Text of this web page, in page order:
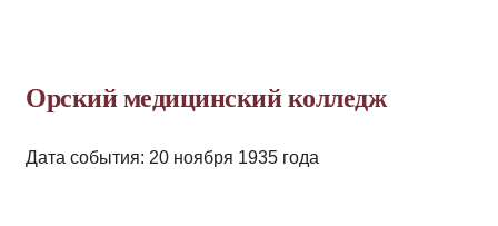
Орский медицинский колледж
Дата события: 20 ноября 1935 года